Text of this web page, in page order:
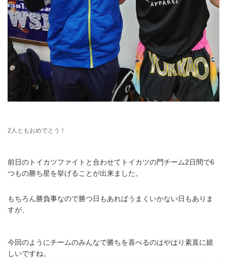
2人ともおめでとう！
前日のトイカツファイトと合わせてトイカツの門チーム2日間で6
つもの勝ち星を挙げることが出来ました。
もちろん勝負事なので勝つ日もあればうまくいかない日もありま
すが、
今回のようにチームのみんなで勝ちを喜べるのはやはり素直に嬉
しいですね。